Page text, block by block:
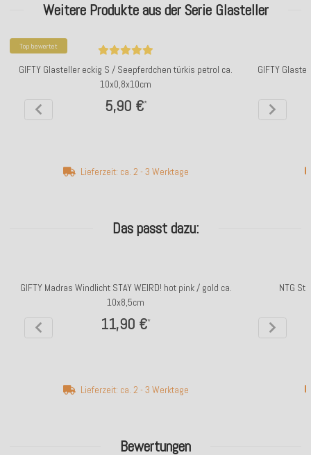
Bewertungen
Weitere Produkte aus der Serie Glasteller
Top bewertet
GIFTY Glasteller eckig S / Seepferdchen türkis petrol ca.
10x0,8x10cm
5,90 €*
Lieferzeit: ca. 2 - 3 Werktage
GIFTY
Das passt dazu:
GIFTY Madras Windlicht STAY WEIRD! hot pink / gold ca.
10x8,5cm
11,90 €*
Lieferzeit: ca. 2 - 3 Werktage
NTG